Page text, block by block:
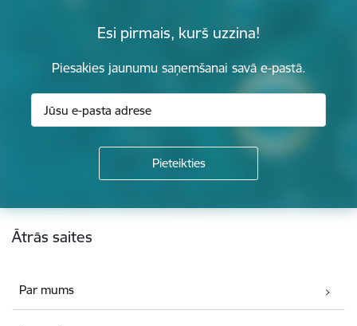
Esi pirmais, kurš uzzina!
Piesakies jaunumu saņemšanai savā e-pastā.
Kājene
Ātrās saites
Par mums